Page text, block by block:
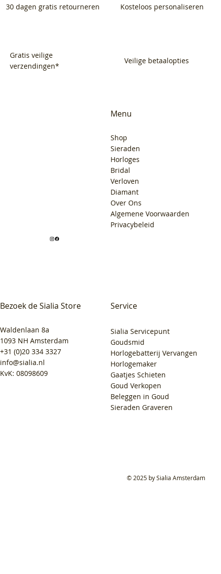
30 dagen gratis retourneren Kosteloos personaliseren
Gratis veilige
verzendingen*
Veilige betaalopties
Bezoek de Sialia Store
Waldenlaan 8a
1093 NH Amsterdam
+31 (0)20 334 3327
info@sialia.nl
KvK: 08098609
Menu
Shop
Sieraden
Horloges
Bridal
Verloven
Diamant
Over Ons
Algemene Voorwaarden
Privacybeleid
Service
Sialia Servicepunt
Goudsmid
Horlogebatterij Vervangen
Horlogemaker
Gaatjes Schieten
Goud Verkopen
Beleggen in Goud
Sieraden Graveren
© 2025 by Sialia Amsterdam